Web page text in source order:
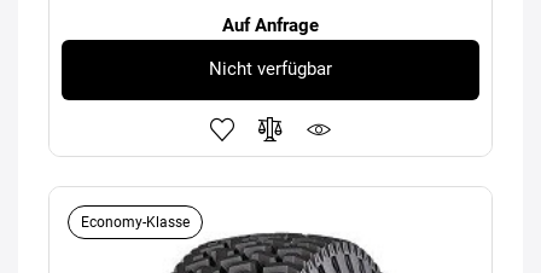
Auf Anfrage
Nicht verfügbar
Economy-Klasse